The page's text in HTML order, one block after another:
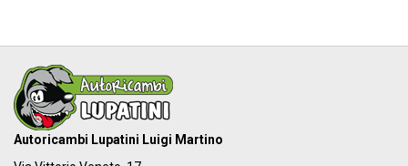
Autoricambi Lupatini Luigi Martino